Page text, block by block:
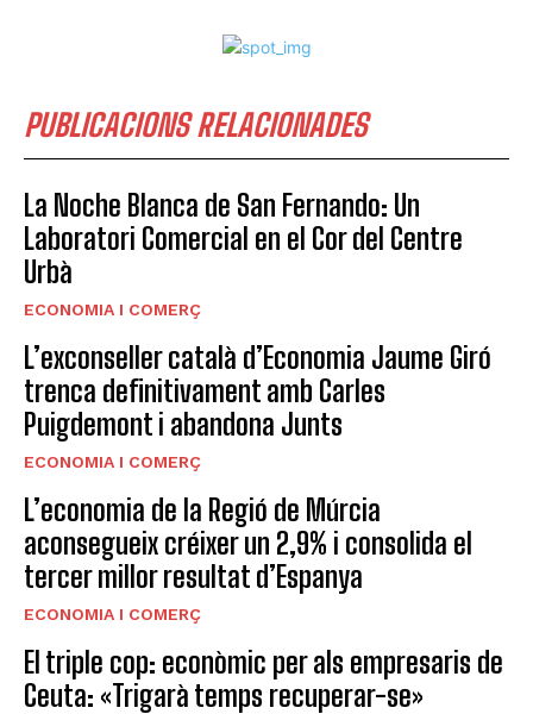
PUBLICACIONS RELACIONADES
La Noche Blanca de San Fernando: Un
Laboratori Comercial en el Cor del Centre
Urbà
ECONOMIA I COMERÇ
L’exconseller català d’Economia Jaume Giró
trenca definitivament amb Carles
Puigdemont i abandona Junts
ECONOMIA I COMERÇ
L’economia de la Regió de Múrcia
aconsegueix créixer un 2,9% i consolida el
tercer millor resultat d’Espanya
ECONOMIA I COMERÇ
El triple cop: econòmic per als empresaris de
Ceuta: «Trigarà temps recuperar-se»